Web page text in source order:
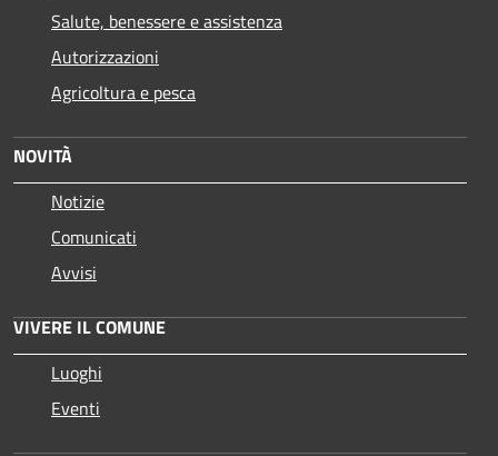
Salute, benessere e assistenza
Autorizzazioni
Agricoltura e pesca
NOVITÀ
Notizie
Comunicati
Avvisi
VIVERE IL COMUNE
Luoghi
Eventi